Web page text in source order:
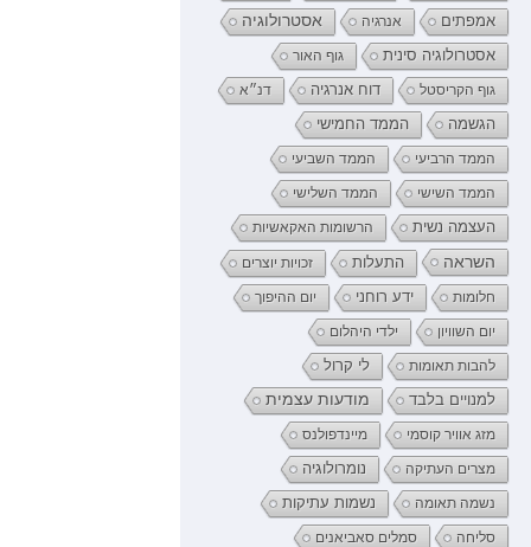
אמפתים אנרגיה אסטרולוגיה
אסטרולוגיה סינית גוף האור
גוף הקריסטל דוח אנרגיה דנ״א
הגשמה הממד החמישי
הממד הרביעי הממד השביעי
הממד השישי הממד השלישי
העצמה נשית הרשומות האקאשיות
השראה התעלות זכויות יוצרים
חלומות ידע רוחני יום ההיפוך
יום השוויון ילדי היהלום
להבות תאומות לי קרול
למנויים בלבד מודעות עצמית
מזג אוויר קוסמי מיינדפולנס
מצרים העתיקה נומרולוגיה
נשמה תאומה נשמות עתיקות
סליחה סמלים סאביאנים